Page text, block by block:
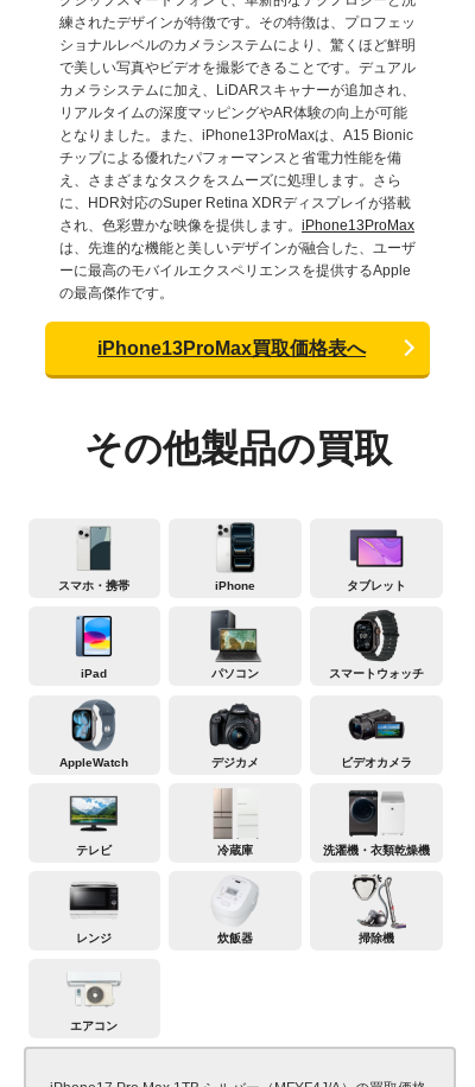
練されたデザインが特徴です。その特徴は、プロフェッ
ショナルレベルのカメラシステムにより、驚くほど鮮明
で美しい写真やビデオを撮影できることです。デュアル
カメラシステムに加え、LiDARスキャナーが追加され、
リアルタイムの深度マッピングやAR体験の向上が可能
となりました。また、iPhone13ProMaxは、A15 Bionic
チップによる優れたパフォーマンスと省電力性能を備
え、さまざまなタスクをスムーズに処理します。さら
に、HDR対応のSuper Retina XDRディスプレイが搭載
され、色彩豊かな映像を提供します。 iPhone13ProMax
は、先進的な機能と美しいデザインが融合した、ユーザ
ーに最高のモバイルエクスペリエンスを提供するApple
の最高傑作です。
iPhone13ProMax買取価格表へ
その他製品の買取
スマホ・携帯 iPhone タブレット
iPad パソコン スマートウォッチ
AppleWatch デジカメ ビデオカメラ
テレビ 冷蔵庫 洗濯機・衣類乾燥機
レンジ 炊飯器 掃除機
エアコン